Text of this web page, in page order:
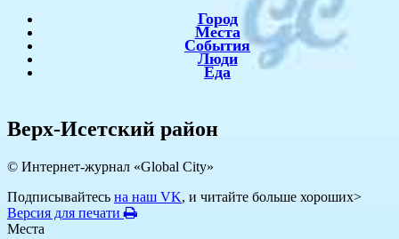
Город
Места
События
Люди
Еда
Верх-Исетский район
© Интернет-журнал «Global City»
Подписывайтесь на наш VK, и читайте больше хороших>
Версия для печати
Места